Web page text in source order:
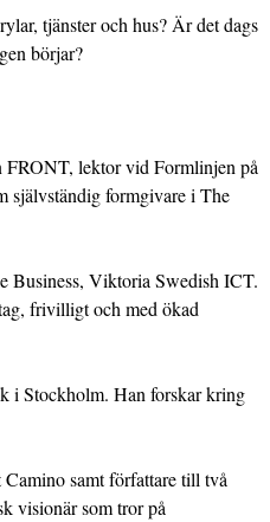
tjänster och hus? Är det dags
börjar?
FRONT, lektor vid Formlinjen på
självständig formgivare i The
Business, Viktoria Swedish ICT.
frivilligt och med ökad
i Stockholm. Han forskar kring
Camino samt författare till två
visionär som tror på